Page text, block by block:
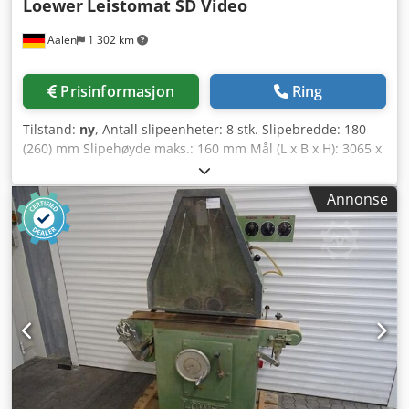
Aalen 1 302 km
Loewer Leistomat SD Video
Prisinformasjon Ring
Tilstand: ny, Antall slipeenheter: 8 stk. Slipebredde: 180
(260) mm Slipehøyde maks.: 160 mm Mål (L x B x H): 3065 x
1600 x 1900 mm Maskinvekt ca.: 1500 kg LÖWER-Leistomat
SD ----- Automatisk finpussemaskin for tre (glatting, fjæring
og avrunding av kanter) eller mellomsliping av profilerte
vindusrammer. Med Softdisc-teknologi for synlige flater
samt automatisk profil- og breddejustering. - 2
lamellvalseenheter på sidene á 0,75 kW, L=120mm,
D=200mm 1 Softdisc-enhet Ø=200mm øverst 0,75 kW 1
lamellvalseenhet L=200mm øverst 0,75 kW 1 Softdisc-enhet
Ø=200mm nederst 0,75 kW 1 lamellvalseenhet L=200mm
nederst 0,75 kW 2 lamellvalseenheter på sidene á 0,75 kW,
L=120mm, D=200mm - Lineær styring av alle slipeenheter
via lineære kulelager på herdede aksler - Tidsstyrt
innmatning av alle lamellvalseenheter direkte over
Annonse